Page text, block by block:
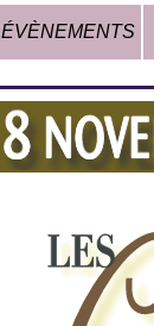
ÉVÈNEMENTS